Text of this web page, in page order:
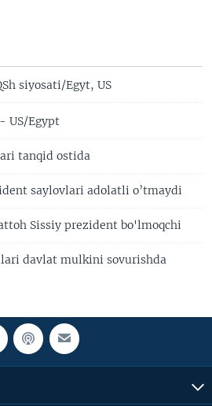
siyosati/Egyt, US
US/Egypt
tanqid ostida
saylovlari adolatli o’tmaydi
Sissiy prezident bo'lmoqchi
davlat mulkini sovurishda